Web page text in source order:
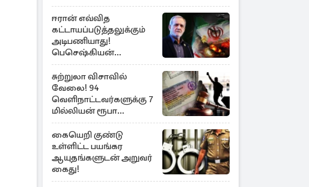
ஈரான் எவ்வித
கட்டாயப்படுத்தலுக்கும்
அடிபணியாது!
பெசெஷ்கியன்
அறிவிப்பு
சுற்றுலா விசாவில்
வேலை! 94
வெளிநாட்டவர்களுக்கு 7
மில்லியன் ரூபா
அபராதம்
கையெறி குண்டு
உள்ளிட்ட பயங்கர
ஆயுதங்களுடன் அறுவர்
கைது!